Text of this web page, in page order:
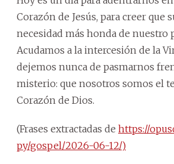
Corazón de Jesús, para creer que
necesidad más honda de nuestro
Acudamos a la intercesión de la
dejemos nunca de pasmarnos
misterio: que nosotros somos el
Corazón de Dios.
(Frases extractadas de https://
py/gospel/2026-06-12/)